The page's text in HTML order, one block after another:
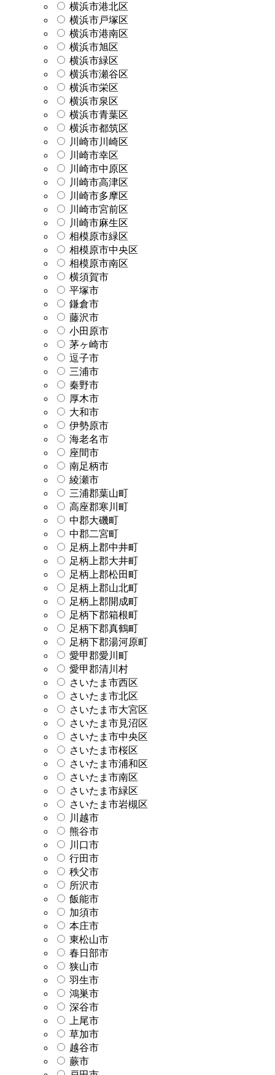
横浜市港北区
横浜市戸塚区
横浜市港南区
横浜市旭区
横浜市緑区
横浜市瀬谷区
横浜市栄区
横浜市泉区
横浜市青葉区
横浜市都筑区
川崎市川崎区
川崎市幸区
川崎市中原区
川崎市高津区
川崎市多摩区
川崎市宮前区
川崎市麻生区
相模原市緑区
相模原市中央区
相模原市南区
横須賀市
平塚市
鎌倉市
藤沢市
小田原市
茅ヶ崎市
逗子市
三浦市
秦野市
厚木市
大和市
伊勢原市
海老名市
座間市
南足柄市
綾瀬市
三浦郡葉山町
高座郡寒川町
中郡大磯町
中郡二宮町
足柄上郡中井町
足柄上郡大井町
足柄上郡松田町
足柄上郡山北町
足柄上郡開成町
足柄下郡箱根町
足柄下郡真鶴町
足柄下郡湯河原町
愛甲郡愛川町
愛甲郡清川村
さいたま市西区
さいたま市北区
さいたま市大宮区
さいたま市見沼区
さいたま市中央区
さいたま市桜区
さいたま市浦和区
さいたま市南区
さいたま市緑区
さいたま市岩槻区
川越市
熊谷市
川口市
行田市
秩父市
所沢市
飯能市
加須市
本庄市
東松山市
春日部市
狭山市
羽生市
鴻巣市
深谷市
上尾市
草加市
越谷市
蕨市